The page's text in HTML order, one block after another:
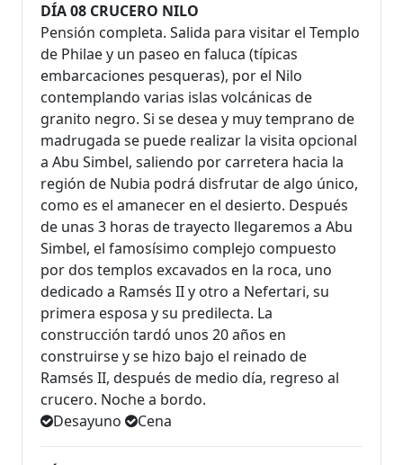
DÍA 08 CRUCERO NILO
Pensión completa. Salida para visitar el Templo
de Philae y un paseo en faluca (típicas
embarcaciones pesqueras), por el Nilo
contemplando varias islas volcánicas de
granito negro. Si se desea y muy temprano de
madrugada se puede realizar la visita opcional
a Abu Simbel, saliendo por carretera hacia la
región de Nubia podrá disfrutar de algo único,
como es el amanecer en el desierto. Después
de unas 3 horas de trayecto llegaremos a Abu
Simbel, el famosísimo complejo compuesto
por dos templos excavados en la roca, uno
dedicado a Ramsés II y otro a Nefertari, su
primera esposa y su predilecta. La
construcción tardó unos 20 años en
construirse y se hizo bajo el reinado de
Ramsés II, después de medio día, regreso al
crucero. Noche a bordo.
Desayuno
Cena